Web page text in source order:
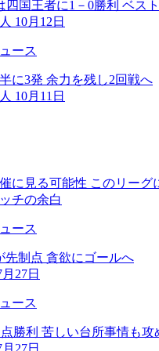
四国王者に1－0勝利 ベス
10月12日
に3発 余力を残し2回戦へ
10月11日
に見る可能性 このリーグ
チの余白
先制点 貪欲にゴールへ
27日
勝利 苦しい台所事情も攻
27日